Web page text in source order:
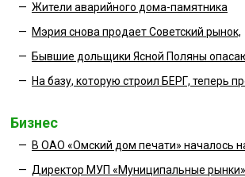
— Жители аварийного дома-памятника
— Мэрия снова продает Советский рынок,
— Бывшие дольщики Ясной Поляны
— На базу, которую строил БЕРГ, теперь
Бизнес
— В ОАО «Омский дом печати» началось
— Директор МУП «Муниципальные